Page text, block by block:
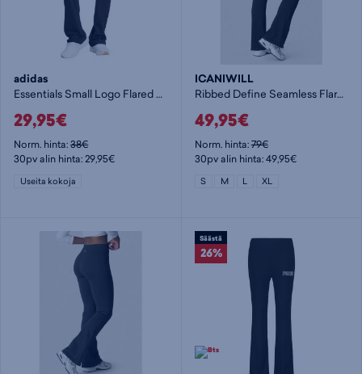
adidas
Essentials Small Logo Flared Leggings W - naisten pitkät trikoot
29,95€
Norm. hinta:38€
30pv alin hinta: 29,95€
Useita kokoja
ICANIWILL
Ribbed Define Seamless Flared Tights - naisten pitkät trikoot
49,95€
Norm. hinta:79€
30pv alin hinta: 49,95€
S M L XL
Säästä
26%